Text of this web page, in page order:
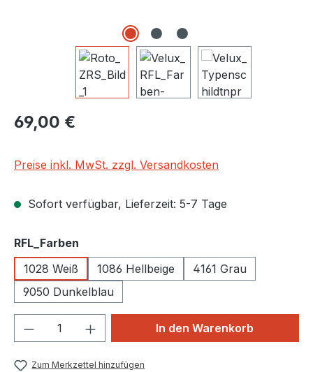
Regulärer Preis:
69,00 €
Preise inkl. MwSt. zzgl. Versandkosten
Sofort verfügbar, Lieferzeit: 5-7 Tage
RFL_Farben
1028 Weiß
1086 Hellbeige
4161 Grau
9050 Dunkelblau
Produkt Anzahl: Gib denIn den Warenkorb
Zum Merkzettel hinzufügen